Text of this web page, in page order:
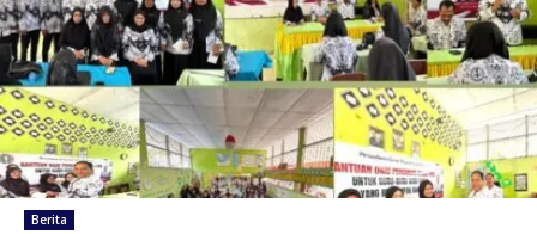
Berita